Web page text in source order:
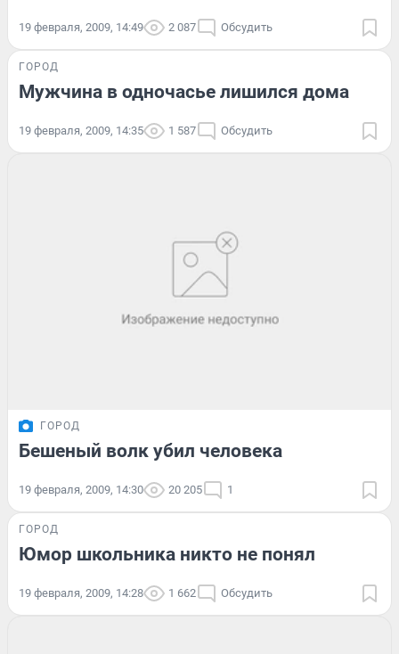
19 февраля, 2009, 14:49 2 087 Обсудить
ГОРОД
Мужчина в одночасье лишился дома
19 февраля, 2009, 14:35 1 587 Обсудить
ГОРОД
Бешеный волк убил человека
19 февраля, 2009, 14:30 20 205 1
ГОРОД
Юмор школьника никто не понял
19 февраля, 2009, 14:28 1 662 Обсудить